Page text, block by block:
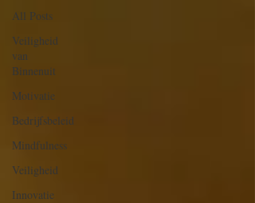
All Posts
Veiligheid
van
Binnenuit
Motivatie
Bedrijfsbeleid
Mindfulness
Veiligheid
Innovatie